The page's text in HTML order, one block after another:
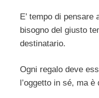
E’ tempo di pensare
bisogno del giusto
destinatario.
Ogni regalo deve
l’oggetto in sé, ma